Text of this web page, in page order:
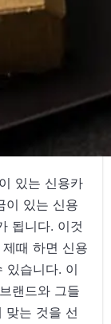
있는 신용카
이 있는 신용
됩니다. 이것
때 하면 신용
있습니다. 이
랜드와 그들
맞는 것을 선